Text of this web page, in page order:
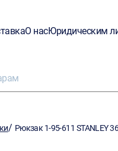
О насЮридическим
/ Рюкзак 1-95-611 STANLEY